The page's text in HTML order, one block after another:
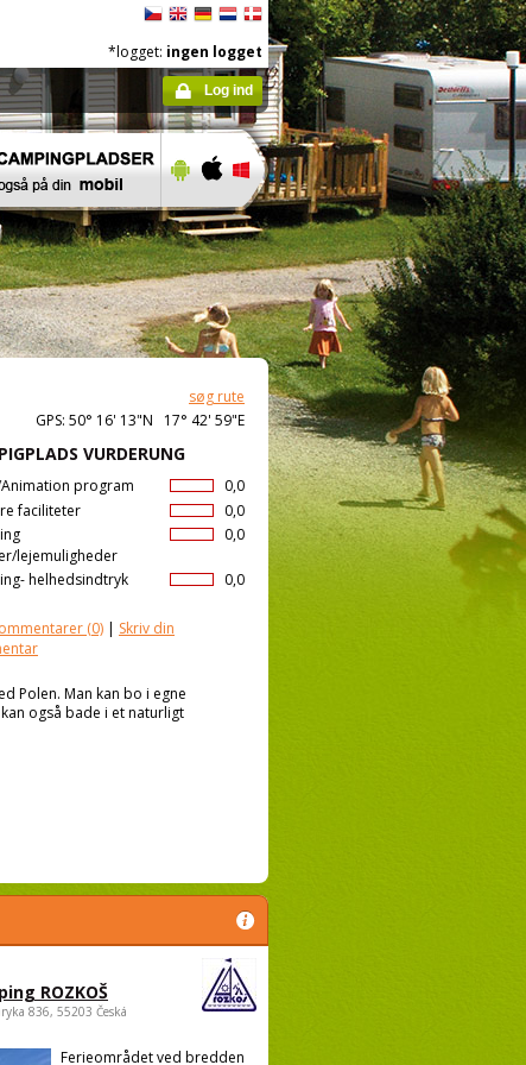
*logget: ingen logget
Log ind
søg rute
GPS: 50° 16' 13"N 17° 42' 59"E
VURDERUNG
0,0
program
0,0
faciliteter
0,0
lejemuligheder
0,0
helhedsindtryk
(0) | Skriv din
Polen. Man kan bo i egne
også bade i et naturligt
ROZKOŠ
836, 55203 Česká
Ferieområdet ved bredden